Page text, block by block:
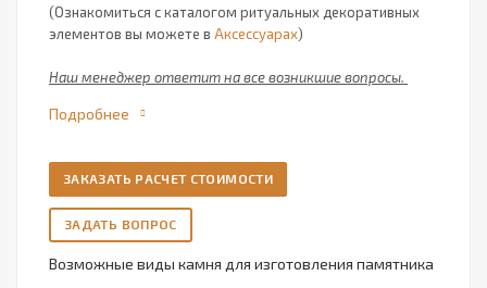
(Ознакомиться с каталогом ритуальных декоративных
элементов вы можете в Аксессуарах)
Наш менеджер ответит на все возникшие вопросы.
Подробнее
ЗАКАЗАТЬ РАСЧЕТ СТОИМОСТИ
ЗАДАТЬ ВОПРОС
Возможные виды камня для изготовления памятника